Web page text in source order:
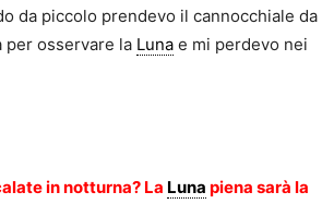
da piccolo prendevo il cannocchiale da
per osservare la Luna e mi perdevo nei
in notturna? La Luna piena sarà la